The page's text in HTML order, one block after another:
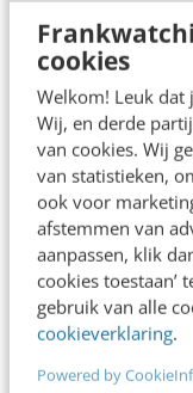
cookies
Welkom! Leuk dat
Wij, en derde
van cookies. Wij
van statistieken,
ook voor
afstemmen van
aanpassen, klik
cookies toestaan’
gebruik van alle
cookieverklaring.
Powered by
Zo geeft
(If this, then
lezers
vervolgens
veelzijdige tool
andere
160 apps en
die je aan
kun je
door instructies